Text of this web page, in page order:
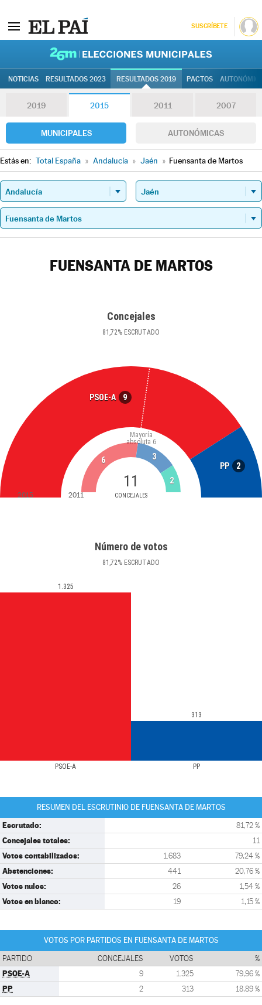
SUSCRÍBETE
NOTICIAS RESULTADOS 2023 RESULTADOS 2019 PACTOS
2019 2015 2011 2007
MUNICIPALES AUTONÓMICAS
Estás en: Total España » Andalucía » Jaén » Fuensanta de Martos
FUENSANTA DE MARTOS
Concejales
81 ,72% ESCRUTADO
PSOE-A 9
PP 2
11
CONCEJALES
Mayoría
absoluta 6
6 3
2
2015 2011
Número de votos
81 ,72% ESCRUTADO
PSOE-A PP
1.325
313
RESUMEN DEL ESCRUTINIO DE FUENSANTA DE MARTOS
Escrutado: 81,72 %
Concejales totales: 11
Votos contabilizados: 1.683 79,24 %
Abstenciones: 441 20,76 %
Votos nulos: 26 1,54 %
Votos en blanco: 19 1,15 %
VOTOS POR PARTIDOS EN FUENSANTA DE MARTOS
PARTIDO CONCEJALES VOTOS %
PSOE-A 9 1.325 79,96 %
PP 2 313 18,89 %